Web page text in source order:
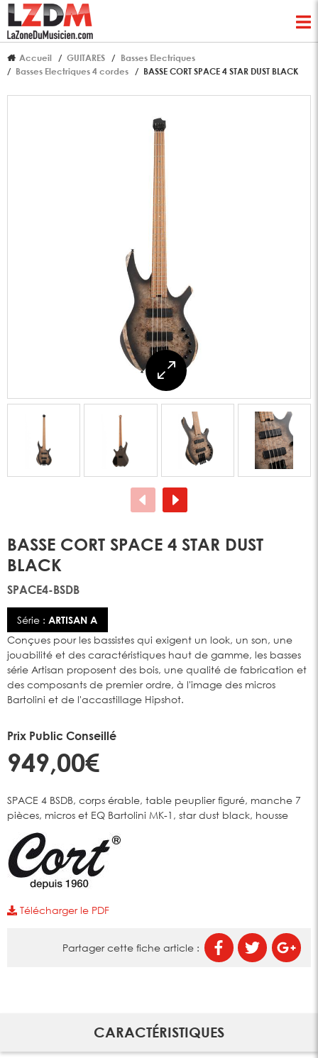
Accueil GUITARES
Basses Electriques
Basses Electriques 4 cordes
BASSE CORT SPACE 4 STAR DUST BLACK
BASSE CORT SPACE 4 STAR DUST
BLACK
SPACE4-BSDB
Série :ARTISAN A
Conçues pour les bassistes qui exigent un look, un son, une
jouabilité et des caractéristiques haut de gamme, les basses
série Artisan proposent des bois, une qualité de fabrication et
des composants de premier ordre, à l'image des micros
Bartolini et de l'accastillage Hipshot.
Prix Public Conseillé
949,00€
SPACE 4 BSDB, corps érable, table peuplier figuré, manche 7
pièces, micros et EQ Bartolini MK-1, star dust black, housse
Télécharger le PDF
Partager cette fiche article :
CARACTÉRISTIQUES